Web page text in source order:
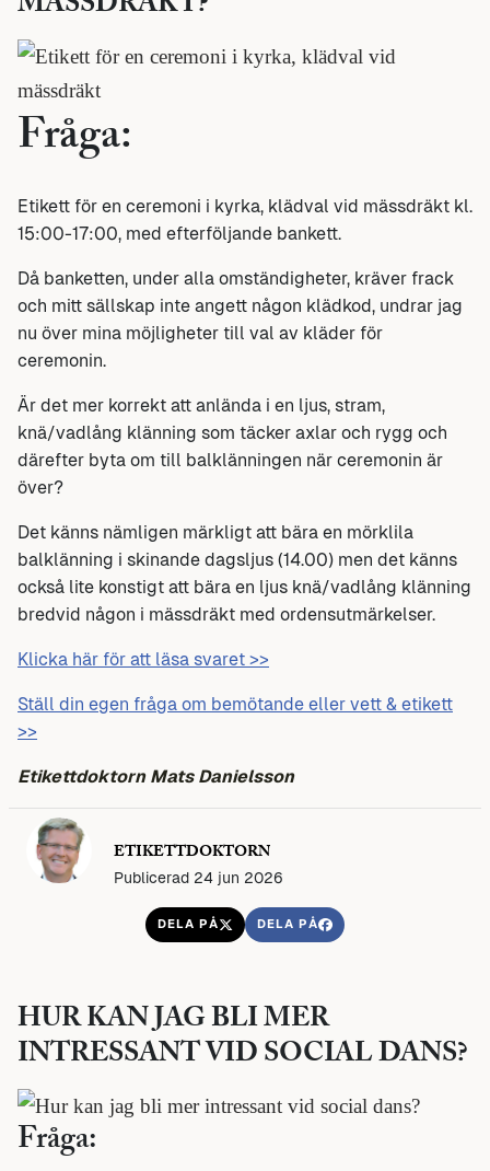
Fråga:
Etikett för en ceremoni i kyrka, klädval vid mässdräkt kl.
15:00-17:00, med efterföljande bankett.
Då banketten, under alla omständigheter, kräver frack
och mitt sällskap inte angett någon klädkod, undrar jag
nu över mina möjligheter till val av kläder för
ceremonin.
Är det mer korrekt att anlända i en ljus, stram,
knä/vadlång klänning som täcker axlar och rygg och
därefter byta om till balklänningen när ceremonin är
över?
Det känns nämligen märkligt att bära en mörklila
balklänning i skinande dagsljus (14.00) men det känns
också lite konstigt att bära en ljus knä/vadlång klänning
bredvid någon i mässdräkt med ordensutmärkelser.
Klicka här för att läsa svaret >>
Ställ din egen fråga om bemötande eller vett & etikett
>>
Etikettdoktorn Mats Danielsson
ETIKETTDOKTORN
Publicerad 24 jun 2026
DELA PÅ DELA PÅ
HUR KAN JAG BLI MER
INTRESSANT VID SOCIAL DANS?
Fråga: